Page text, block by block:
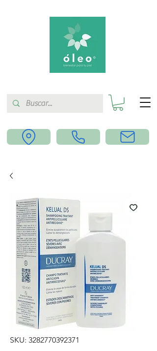
SKU: 3282770392371